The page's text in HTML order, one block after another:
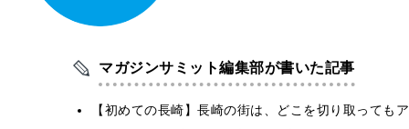
マガジンサミット編集部が書いた記事
【初めての長崎】長崎の街は、どこを切り取って